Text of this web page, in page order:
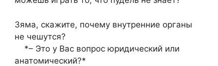
Зяма, скажите, почему внутренние органы
не чешутся?
*– Это у Вас вопрос юридический или
анатомический?*